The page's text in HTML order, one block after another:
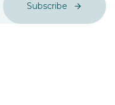
Subscribe